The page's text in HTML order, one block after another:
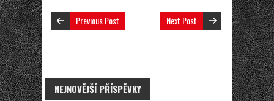
Previous Post Next Post
NEJNOVĚJŠÍ PŘÍSPĚVKY